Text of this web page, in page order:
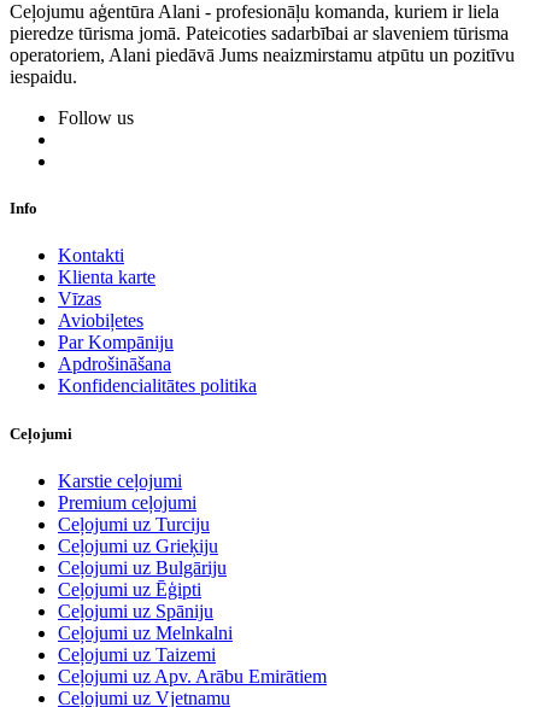
Ceļojumu aģentūra Alani - profesionāļu komanda, kuriem ir liela
pieredze tūrisma jomā. Pateicoties sadarbībai ar slaveniem tūrisma
operatoriem, Alani piedāvā Jums neaizmirstamu atpūtu un pozitīvu
iespaidu.
Follow us
Info
Kontakti
Klienta karte
Vīzas
Aviobiļetes
Par Kompāniju
Apdrošināšana
Konfidencialitātes politika
Ceļojumi
Karstie ceļojumi
Premium ceļojumi
Ceļojumi uz Turciju
Ceļojumi uz Grieķiju
Ceļojumi uz Bulgāriju
Ceļojumi uz Ēģipti
Ceļojumi uz Spāniju
Ceļojumi uz Melnkalni
Ceļojumi uz Taizemi
Ceļojumi uz Apv. Arābu Emirātiem
Ceļojumi uz Vjetnamu